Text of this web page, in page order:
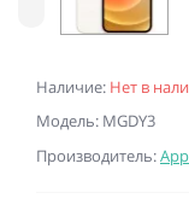
Наличие: Нет в
Модель: MGDY3
Производитель: